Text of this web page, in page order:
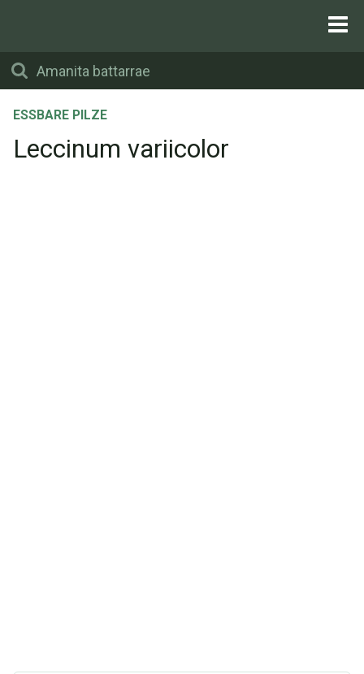
ESSBARE PILZE
Leccinum variicolor